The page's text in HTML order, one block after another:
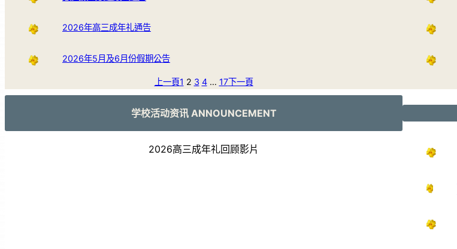
2026年高三成年礼通告
2026年5月及6月份假期公告
上一頁1 2 3 4 … 17下一頁
学校活动资讯 ANNOUNCEMENT
2026高三成年礼回顾影片